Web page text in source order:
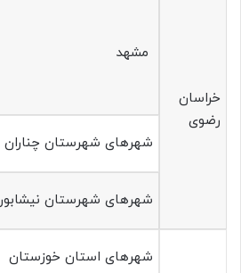
خراسان
رضوی
مشهد
شهرهای شهرستان‌ چناران
شهرهای شهرستان‌‌ نیشابور
شهرهای استان خوزستان